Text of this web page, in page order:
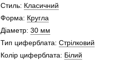
Стиль: Класичний
Форма: Кругла
Діаметр:30 мм
Тип циферблата:Стрілковий
Колір циферблата: Білий